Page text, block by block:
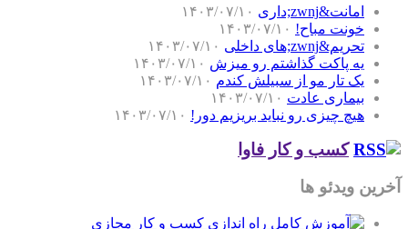
امانت&zwnj;داری
۱۴۰۳/۰۷/۱۰
خونت مباح! ۱۴۰۳/۰۷/۱۰
تحریم&zwnj;های داخلی
۱۴۰۳/۰۷/۱۰
یه پاکت گذاشتم رو میزش ۱۴۰۳/۰۷/۱۰
یک تار مو از سبیلش کندم ۱۴۰۳/۰۷/۱۰
بیماری عادت ۱۴۰۳/۰۷/۱۰
هیچ چیزی رو نباید بریزیم دور! ۱۴۰۳/۰۷/۱۰
کسب و کار فاوا
آخرین ویدئو ها